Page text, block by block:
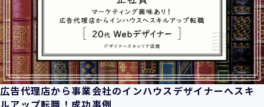
・当社の運営・提供するサービス（以下総称して「当社サー
ビス」といいます。）において、お客様が、当社でご利用に
なったサービスの内容、ご利用日時、ご利用回数などのご利
用内容及びご利用履歴に関する情報
【個人情報の取得・収集について】
当社は、以下の方法により、個人情報を取得させていただき
ます。
広告代理店から事業会社のインハウスデザイナーへスキ
ルアップ転職！成功事例